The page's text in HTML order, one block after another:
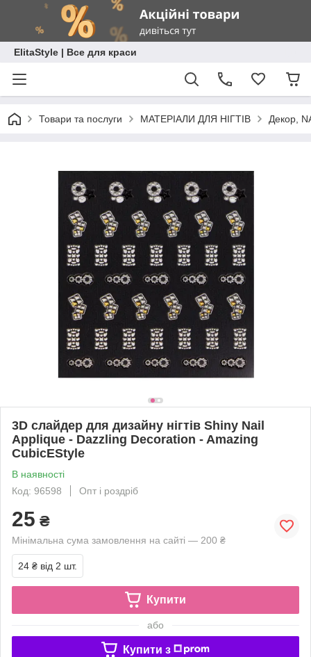
ElitaStyle | Все для краси
Товари та послуги МАТЕРІАЛИ ДЛЯ НІГТІВ Декор,
3D слайдер для дизайну нігтів Shiny Nail
Applique - Dazzling Decoration - Amazing
CubicEStyle
В наявності
Код: 96598
Опт і роздріб
25 ₴
Мінімальна сума замовлення на сайті — 200 ₴
24 ₴ від 2 шт.
Купити
або
Купити з